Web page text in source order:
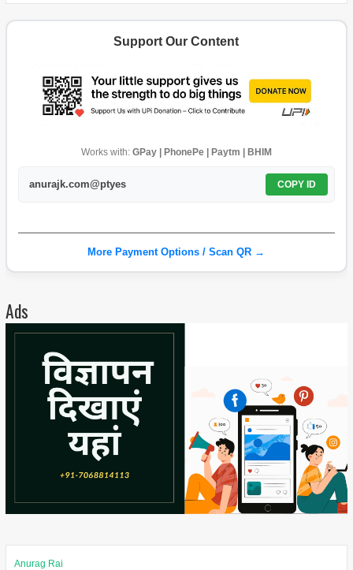
Support Our Content
Works with: GPay | PhonePe | Paytm | BHIM
anurajk.com@ptyes COPY ID
More Payment Options / Scan QR →
Ads
Anurag Rai